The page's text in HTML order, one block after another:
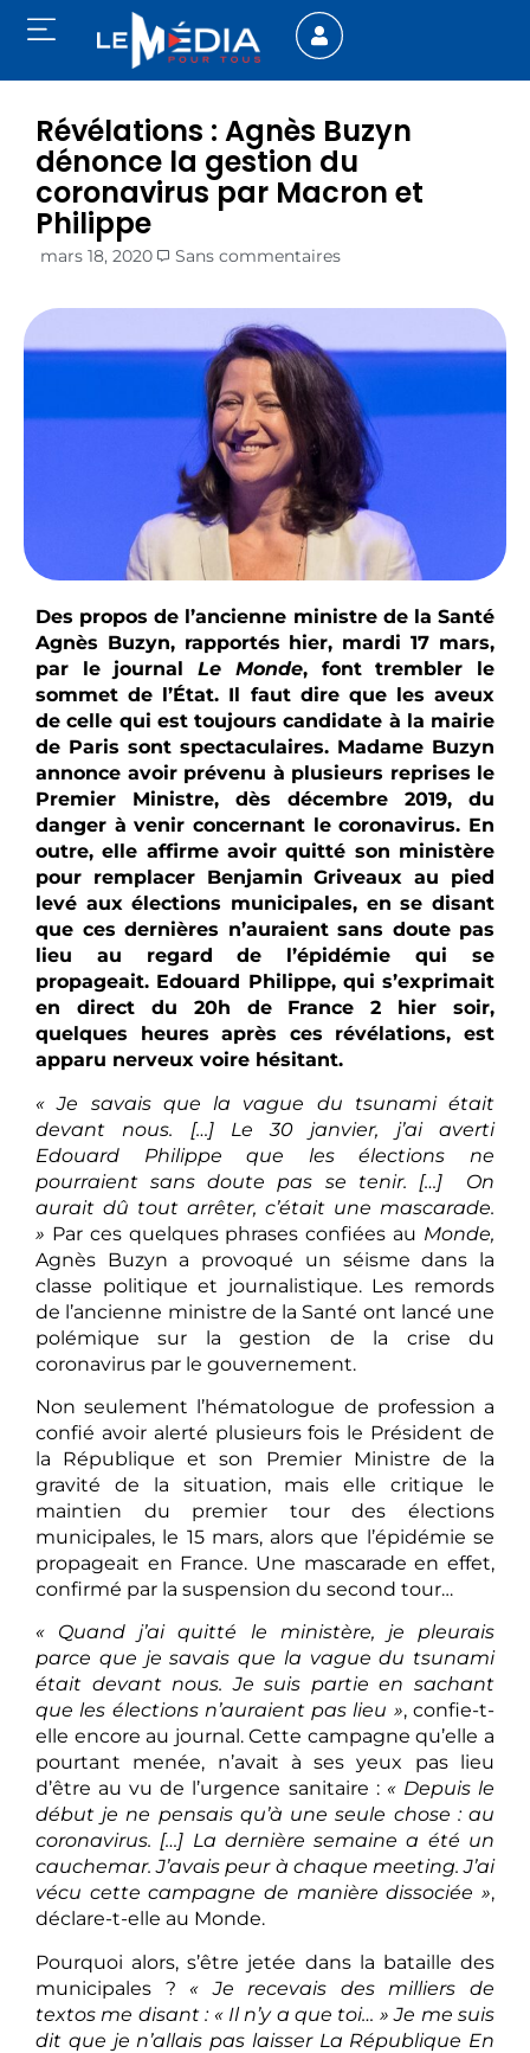
Révélations : Agnès Buzyn
dénonce la gestion du
coronavirus par Macron et
Philippe
mars 18, 2020 Sans commentaires
Des propos de l’ancienne ministre de la Santé
Agnès Buzyn, rapportés hier, mardi 17 mars,
par le journal
Le Monde, font trembler le
sommet de l’État. Il faut dire que les aveux
de celle qui est toujours candidate à la mairie
de Paris sont spectaculaires. Madame Buzyn
annonce avoir prévenu à plusieurs reprises le
Premier Ministre, dès décembre 2019, du
danger à venir concernant le coronavirus. En
outre, elle affirme avoir quitté son ministère
pour remplacer Benjamin Griveaux au pied
levé aux élections municipales, en se disant
que ces dernières n’auraient sans doute pas
lieu au regard de l’épidémie qui se
propageait. Edouard Philippe, qui s’exprimait
en direct du 20h de France 2 hier soir,
quelques heures après ces révélations, est
apparu nerveux voire hésitant.
« Je savais que la vague du tsunami était
devant nous. […] Le 30 janvier, j’ai averti
Edouard Philippe que les élections ne
pourraient sans doute pas se tenir. […] On
aurait dû tout arrêter, c’était une mascarade.
» Par ces quelques phrases confiées au Monde,
Agnès Buzyn a provoqué un séisme dans la
classe politique et journalistique. Les remords
de l’ancienne ministre de la Santé ont lancé une
polémique sur la gestion de la crise du
coronavirus par le gouvernement.
Non seulement l’hématologue de profession a
confié avoir alerté plusieurs fois le Président de
la République et son Premier Ministre de la
gravité de la situation, mais elle critique le
maintien du premier tour des élections
municipales, le 15 mars, alors que l’épidémie se
propageait en France. Une mascarade en effet,
confirmé par la suspension du second tour…
« Quand j’ai quitté le ministère, je pleurais
parce que je savais que la vague du tsunami
était devant nous. Je suis partie en sachant
que les élections n’auraient pas lieu », confie-t-
elle encore au journal. Cette campagne qu’elle a
pourtant menée, n’avait à ses yeux pas lieu
d’être au vu de l’urgence sanitaire : « Depuis le
début je ne pensais qu’à une seule chose : au
coronavirus. […] La dernière semaine a été un
cauchemar. J’avais peur à chaque meeting. J’ai
vécu cette campagne de manière dissociée »,
déclare-t-elle au Monde.
Pourquoi alors, s’être jetée dans la bataille des
municipales ? « Je recevais des milliers de
textos me disant : « Il n’y a que toi… » Je me suis
dit que je n’allais pas laisser La République En